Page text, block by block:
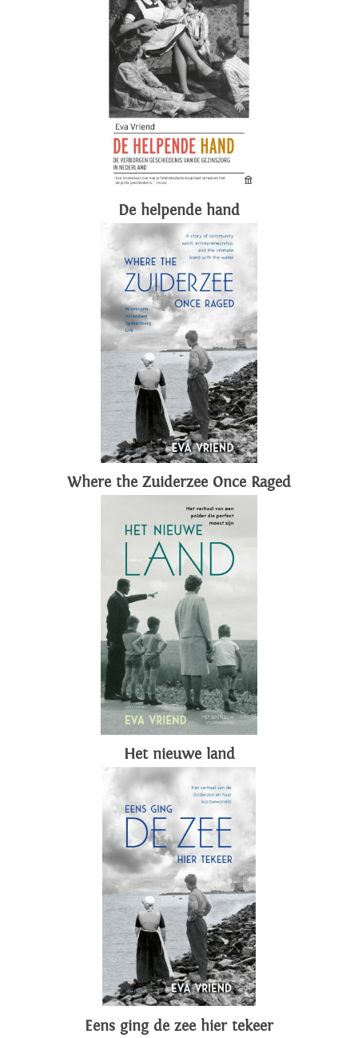
De helpende hand
Where the Zuiderzee Once Raged
Het nieuwe land
Eens ging de zee hier tekeer